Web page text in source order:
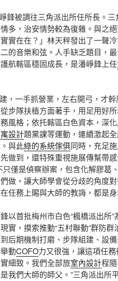
鋒被調往三角派出所任所長。
多，治安情勢較為復雜。與之
實在在？」林天秤發出了一聲
的音樂和弦。人手缺乏題目，
航轄區穩固成長，是潘崢鋒上任
，一手抓營業，左右開弓，才
步隊扶植方面著手，用足用好
風格；依托轄區白色資本，深
設計題黨課等運動，連續激起
與此綠的系統傢俱同時，充足
做到，還特殊重視施展傳幫帶
只僅是偵察辦案，包含化解膠葛
做，讓大師學會從分歧的角度
任務上賜與大師的教誨，都是
以首批梅州市白色“楓橋派出所
實，摸索推動“五村聯動”群防群
后期機制打磨、步隊組建、設
動COFO力又很強，讓這項任
細致。我們全部旅室內設計程
我們大師的師父。”三角派出所